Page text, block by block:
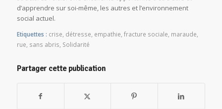
d’apprendre sur soi-même, les autres et l’environnement
social actuel.
Etiquettes : crise détresse empathie fracture sociale maraude
rue sans abris Solidarité
Partager cette publication